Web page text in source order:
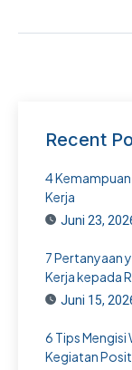
Recent
4
Kerja
Juni 23,
7 Pertanyaan
Kerja kepada
Juni 15,
6 Tips
Kegiatan